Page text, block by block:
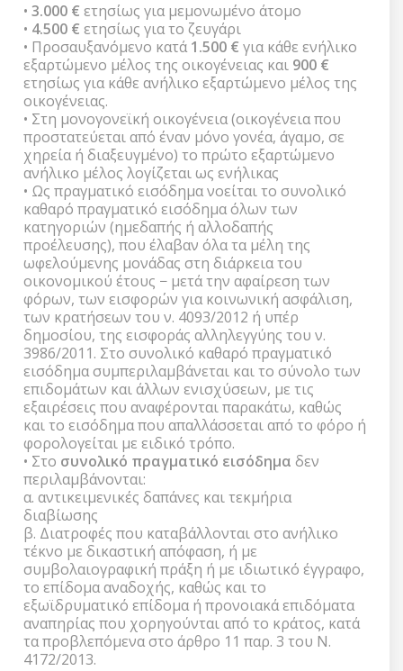
• 3.000 € ετησίως για μεμονωμένο άτομο
• 4.500 € ετησίως για το ζευγάρι
• Προσαυξανόμενο κατά1.500 € για κάθε ενήλικο
εξαρτώμενο μέλος της οικογένειας και 900 €
ετησίως για κάθε ανήλικο εξαρτώμενο μέλος της
οικογένειας.
• Στη μονογονεϊκή οικογένεια (οικογένεια που
προστατεύεται από έναν μόνο γονέα, άγαμο, σε
χηρεία ή διαξευγμένο) το πρώτο εξαρτώμενο
ανήλικο μέλος λογίζεται ως ενήλικας
• Ως πραγματικό εισόδημα νοείται το συνολικό
καθαρό πραγματικό εισόδημα όλων των
κατηγοριών (ημεδαπής ή αλλοδαπής
προέλευσης), που έλαβαν όλα τα μέλη της
ωφελούμενης μονάδας στη διάρκεια του
οικονομικού έτους − μετά την αφαίρεση των
φόρων, των εισφορών για κοινωνική ασφάλιση,
των κρατήσεων του ν. 4093/2012 ή υπέρ
δημοσίου, της εισφοράς αλληλεγγύης του ν.
3986/2011. Στο συνολικό καθαρό πραγματικό
εισόδημα συμπεριλαμβάνεται και το σύνολο των
επιδομάτων και άλλων ενισχύσεων, με τις
εξαιρέσεις που αναφέρονται παρακάτω, καθώς
και το εισόδημα που απαλλάσσεται από το φόρο ή
φορολογείται με ειδικό τρόπο.
• Στο συνολικό πραγματικό εισόδημα δεν
περιλαμβάνονται:
α. αντικειμενικές δαπάνες και τεκμήρια
διαβίωσης
β. Διατροφές που καταβάλλονται στο ανήλικο
τέκνο με δικαστική απόφαση, ή με
συμβολαιογραφική πράξη ή με ιδιωτικό έγγραφο,
το επίδομα αναδοχής, καθώς και το
εξωϊδρυματικό επίδομα ή προνοιακά επιδόματα
αναπηρίας που χορηγούνται από το κράτος, κατά
τα προβλεπόμενα στο άρθρο 11 παρ. 3 του Ν.
4172/2013.